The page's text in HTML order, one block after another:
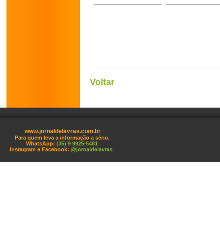
Voltar
www.jornaldelavras.com.br
Para quem leva a informação a sério.
WhatsApp: (35) 9 9925-5481
Instagram e Facebook: @jornaldelavras